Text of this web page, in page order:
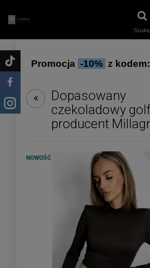
Szukaj
Promocja -10% z kodem:
Dopasowany
czekoladowy
producent
NOWOŚĆ